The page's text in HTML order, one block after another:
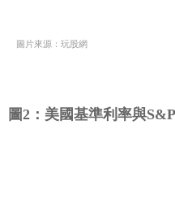
圖片來源：玩股網
圖2：美國基準利率與